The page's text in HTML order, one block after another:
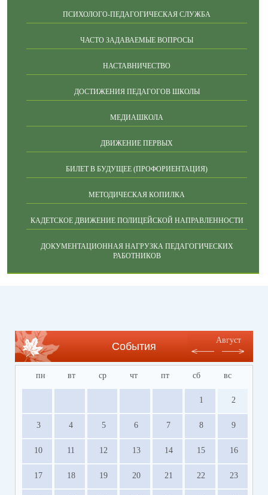
ПСИХОЛОГО-ПЕДАГОГИЧЕСКАЯ СЛУЖБА
ЧАСТО ЗАДАВАЕМЫЕ ВОПРОСЫ
НАСТАВНИЧЕСТВО
ДОСТИЖЕНИЯ ПЕДАГОГОВ ШКОЛЫ
МЕДИАШКОЛА
ДВИЖЕНИЕ ПЕРВЫХ
БИЛЕТ В БУДУЩЕЕ (ПРОФОРИЕНТАЦИЯ)
МЕТОДИЧЕСКАЯ КОПИЛКА
КАДЕТСКОЕ ДВИЖЕНИЕ ПОЛИЦЕЙСКОЙ НАПРАВЛЕННОСТИ
ДОКУМЕНТАЦИОННАЯ НАГРУЗКА ПЕДАГОГИЧЕСКИХ
РАБОТНИКОВ
События
Август
пн вт ср чт пт сб вс
1 2
3 4 5 6 7 8 9
10 11 12 13 14 15 16
17 18 19 20 21 22 23